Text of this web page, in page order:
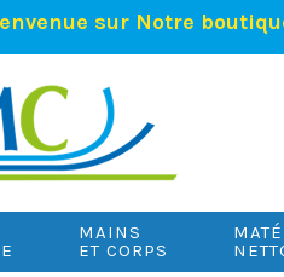
sur Notre
MAINS
ET CORPS